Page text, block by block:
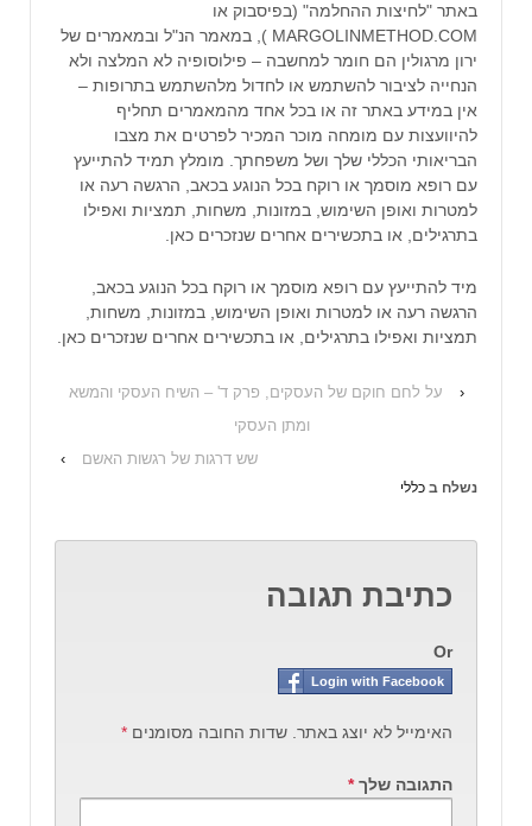
באתר "לחיצות ההחלמה" (בפיסבוק או
MARGOLINMETHOD.COM ), במאמר הנ"ל ובמאמרים של
ירון מרגולין הם חומר למחשבה – פילוסופיה לא המלצה ולא
הנחייה לציבור להשתמש או לחדול מלהשתמש בתרופות –
אין במידע באתר זה או בכל אחד מהמאמרים תחליף
להיוועצות עם מומחה מוכר המכיר לפרטים את מצבו
הבריאותי הכללי שלך ושל משפחתך. מומלץ תמיד להתייעץ
עם רופא מוסמך או רוקח בכל הנוגע בכאב, הרגשה רעה או
למטרות ואופן השימוש, במזונות, משחות, תמציות ואפילו
בתרגילים, או בתכשירים אחרים שנזכרים כאן.
מיד להתייעץ עם רופא מוסמך או רוקח בכל הנוגע בכאב,
הרגשה רעה או למטרות ואופן השימוש, במזונות, משחות,
תמציות ואפילו בתרגילים, או בתכשירים אחרים שנזכרים כאן.
‹
על לחם חוקם של העסקים, פרק ד' – השיח העסקי והמשא
ומתן העסקי
שש דרגות של רגשות האשם
›
נשלח ב כללי
כתיבת תגובה
Or
Login with Facebook
האימייל לא יוצג באתר. שדות החובה מסומנים *
התגובה שלך*